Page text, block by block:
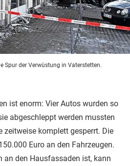
Spur der Verwüstung in Vaterstetten.
ist enorm: Vier Autos wurden so
abgeschleppt werden mussten
zeitweise komplett gesperrt. Die
Euro an den Fahrzeugen.
an den Hausfassaden ist, kann